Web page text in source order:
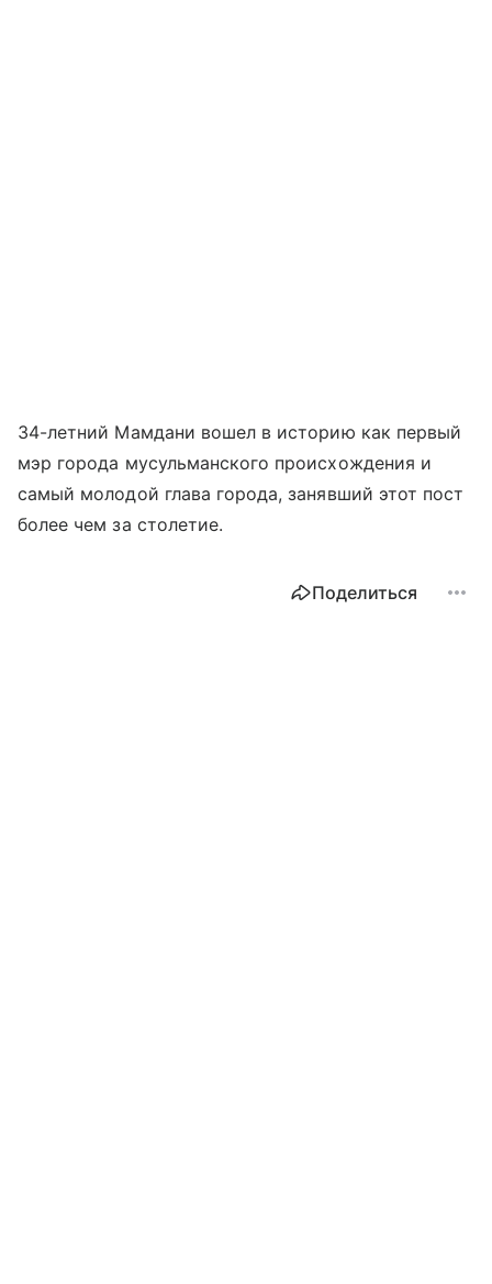
34-летний Мамдани вошел в историю как первый
мэр города мусульманского происхождения и
самый молодой глава города, занявший этот пост
более чем за столетие.
Поделиться